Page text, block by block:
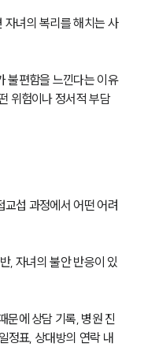
자녀의 복리를 해치는 사
불편함을 느낀다는 이유
위험이나 정서적 부담
섭 과정에서 어떤 어려
, 자녀의 불안 반응이 있
문에 상담 기록, 병원 진
정표, 상대방의 연락 내